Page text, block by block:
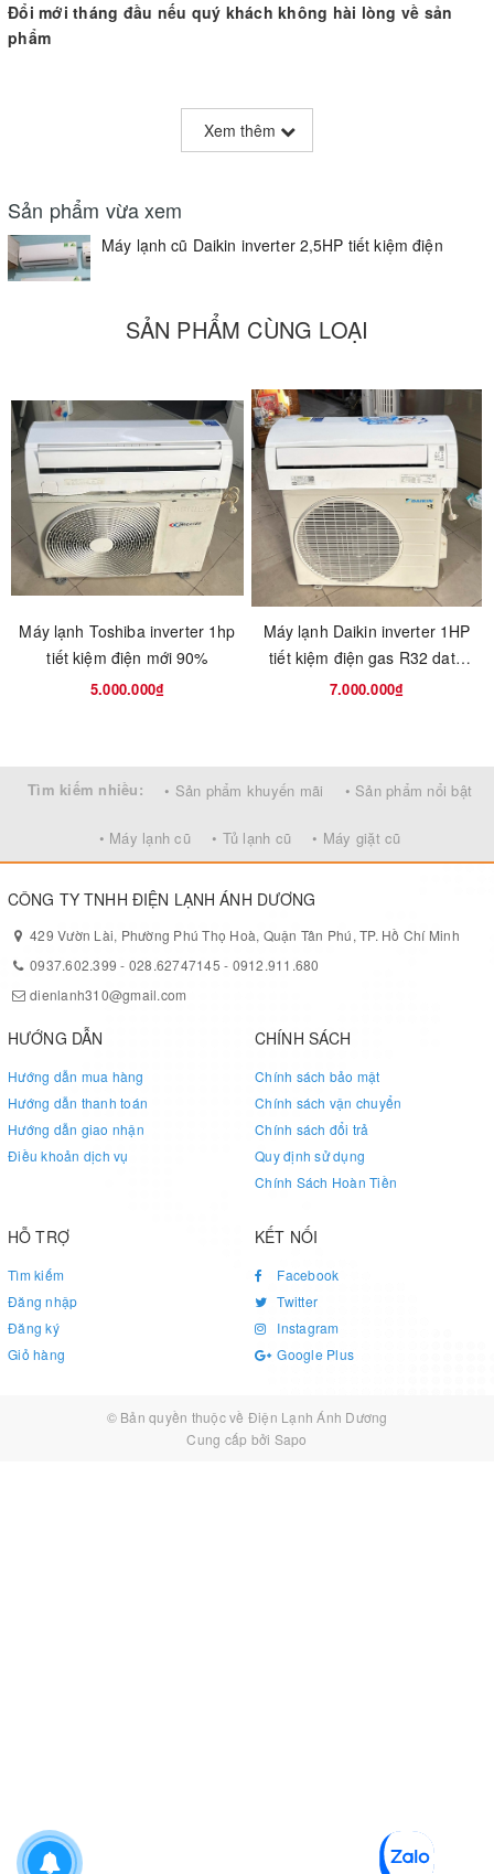
Đổi mới tháng đầu nếu quý khách không hài lòng về sản
phẩm
Xem thêm
Sản phẩm vừa xem
Máy lạnh cũ Daikin inverter 2,5HP tiết kiệm điện
SẢN PHẨM CÙNG LOẠI
Máy lạnh Toshiba inverter 1hp
tiết kiệm điện mới 90%
5.000.000₫
Máy lạnh Daikin inverter 1HP
tiết kiệm điện gas R32 date
2024
7.000.000₫
Tìm kiếm nhiều: • Sản phẩm khuyến mãi • Sản phẩm nổi bật
• Máy lạnh cũ • Tủ lạnh cũ • Máy giặt cũ
CÔNG TY TNHH ĐIỆN LẠNH ÁNH DƯƠNG
429 Vườn Lài, Phường Phú Thọ Hoà, Quận Tân Phú, TP. Hồ Chí Minh
0937.602.399 - 028.62747145 - 0912.911.680
dienlanh310@gmail.com
HƯỚNG DẪN
Hướng dẫn mua hàng
Hướng dẫn thanh toán
Hướng dẫn giao nhận
Điều khoản dịch vụ
CHÍNH SÁCH
Chính sách bảo mật
Chính sách vận chuyển
Chính sách đổi trả
Quy định sử dụng
Chính Sách Hoàn Tiền
HỖ TRỢ
Tìm kiếm
Đăng nhập
Đăng ký
Giỏ hàng
KẾT NỐI
Facebook
Twitter
Instagram
Google Plus
© Bản quyền thuộc về Điện Lạnh Ánh Dương
Cung cấp bởi Sapo